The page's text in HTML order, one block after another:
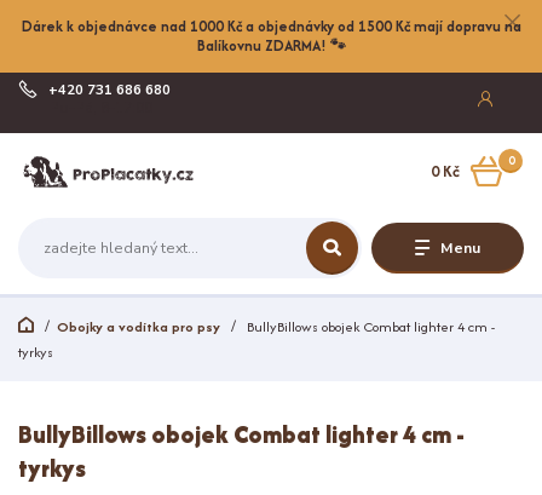
Dárek k objednávce nad 1000 Kč a objednávky od 1500 Kč mají dopravu na
Balíkovnu ZDARMA! 🐾
Menu
+420 731 686 680
0
0 Kč
Obojky a vodítka pro psy
BullyBillows obojek Combat lighter 4 cm -
tyrkys
BullyBillows obojek Combat lighter 4 cm -
tyrkys